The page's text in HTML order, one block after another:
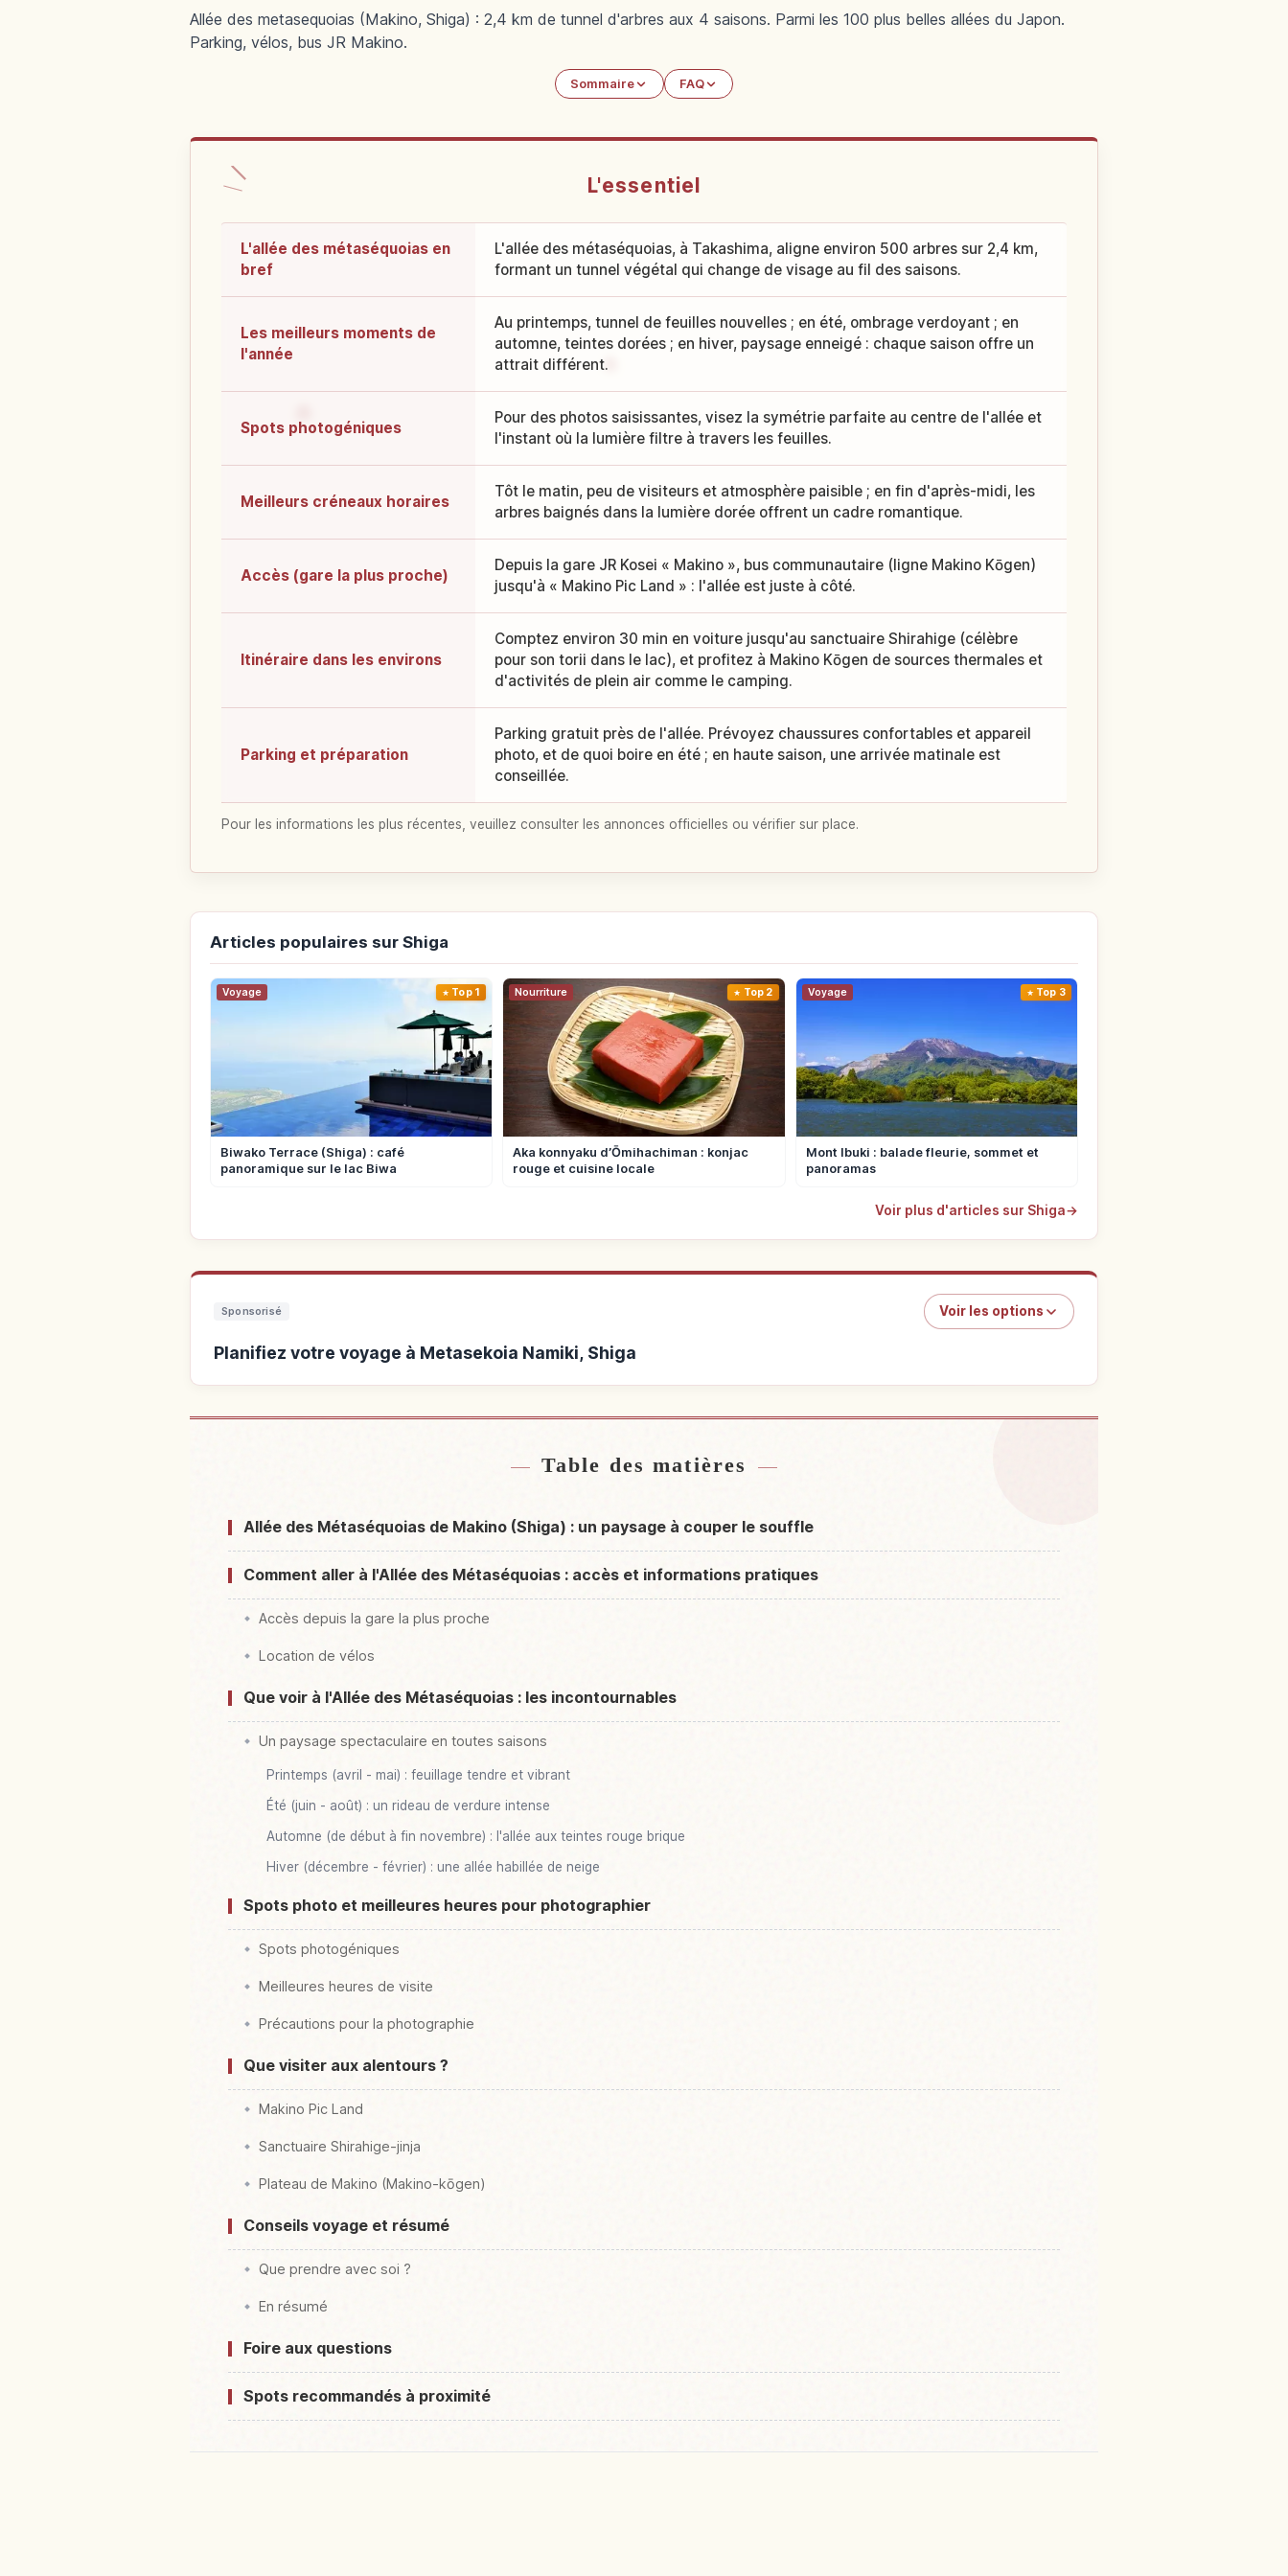
Allée des metasequoias (Makino, Shiga) : 2,4 km de tunnel d'arbres aux 4 saisons. Parmi les 100 plus belles allées du Japon.
Parking, vélos, bus JR Makino.
Sommaire FAQ
L'essentiel
L'allée des métaséquoias en
bref
L'allée des métaséquoias, à Takashima, aligne environ 500 arbres sur 2,4 km,
formant un tunnel végétal qui change de visage au fil des saisons.
Les meilleurs moments de
l'année
Au printemps, tunnel de feuilles nouvelles ; en été, ombrage verdoyant ; en
automne, teintes dorées ; en hiver, paysage enneigé : chaque saison offre un
attrait différent.
Spots photogéniques
Pour des photos saisissantes, visez la symétrie parfaite au centre de l'allée et
l'instant où la lumière filtre à travers les feuilles.
Meilleurs créneaux horaires
Tôt le matin, peu de visiteurs et atmosphère paisible ; en fin d'après-midi, les
arbres baignés dans la lumière dorée offrent un cadre romantique.
Accès (gare la plus proche)
Depuis la gare JR Kosei « Makino », bus communautaire (ligne Makino Kōgen)
jusqu'à « Makino Pic Land » : l'allée est juste à côté.
Itinéraire dans les environs
Comptez environ 30 min en voiture jusqu'au sanctuaire Shirahige (célèbre
pour son torii dans le lac), et profitez à Makino Kōgen de sources thermales et
d'activités de plein air comme le camping.
Parking et préparation
Parking gratuit près de l'allée. Prévoyez chaussures confortables et appareil
photo, et de quoi boire en été ; en haute saison, une arrivée matinale est
conseillée.
Pour les informations les plus récentes, veuillez consulter les annonces officielles ou vérifier sur place.
Articles populaires sur Shiga
Voyage Top 1
Biwako Terrace (Shiga) : café
panoramique sur le lac Biwa
Nourriture Top 2
Aka konnyaku d’Ōmihachiman : konjac
rouge et cuisine locale
Voyage Top 3
Mont Ibuki : balade fleurie, sommet et
panoramas
Voir plus d'articles sur Shiga→
Sponsorisé Voir les options
Planifiez votre voyage à Metasekoia Namiki, Shiga
Table des matières
Allée des Métaséquoias de Makino (Shiga) : un paysage à couper le souffle
Comment aller à l'Allée des Métaséquoias : accès et informations pratiques
Accès depuis la gare la plus proche
Location de vélos
Que voir à l'Allée des Métaséquoias : les incontournables
Un paysage spectaculaire en toutes saisons
Printemps (avril - mai) : feuillage tendre et vibrant
Été (juin - août) : un rideau de verdure intense
Automne (de début à fin novembre) : l'allée aux teintes rouge brique
Hiver (décembre - février) : une allée habillée de neige
Spots photo et meilleures heures pour photographier
Spots photogéniques
Meilleures heures de visite
Précautions pour la photographie
Que visiter aux alentours ?
Makino Pic Land
Sanctuaire Shirahige-jinja
Plateau de Makino (Makino-kōgen)
Conseils voyage et résumé
Que prendre avec soi ?
En résumé
Foire aux questions
Spots recommandés à proximité